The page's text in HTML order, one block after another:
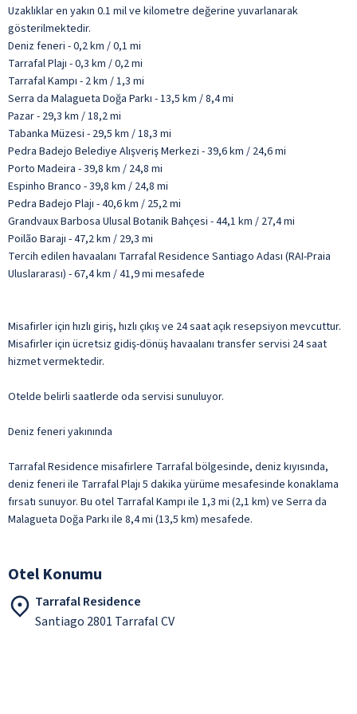
Uzaklıklar en yakın 0.1 mil ve kilometre değerine yuvarlanarak
gösterilmektedir.
Deniz feneri - 0,2 km / 0,1 mi
Tarrafal Plajı - 0,3 km / 0,2 mi
Tarrafal Kampı - 2 km / 1,3 mi
Serra da Malagueta Doğa Parkı - 13,5 km / 8,4 mi
Pazar - 29,3 km / 18,2 mi
Tabanka Müzesi - 29,5 km / 18,3 mi
Pedra Badejo Belediye Alışveriş Merkezi - 39,6 km / 24,6 mi
Porto Madeira - 39,8 km / 24,8 mi
Espinho Branco - 39,8 km / 24,8 mi
Pedra Badejo Plajı - 40,6 km / 25,2 mi
Grandvaux Barbosa Ulusal Botanik Bahçesi - 44,1 km / 27,4 mi
Poilão Barajı - 47,2 km / 29,3 mi
Tercih edilen havaalanı Tarrafal Residence Santiago Adası (RAI-Praia
Uluslararası) - 67,4 km / 41,9 mi mesafede
Misafirler için hızlı giriş, hızlı çıkış ve 24 saat açık resepsiyon mevcuttur.
Misafirler için ücretsiz gidiş-dönüş havaalanı transfer servisi 24 saat
hizmet vermektedir.
Otelde belirli saatlerde oda servisi sunuluyor.
Deniz feneri yakınında
Tarrafal Residence misafirlere Tarrafal bölgesinde, deniz kıyısında,
deniz feneri ile Tarrafal Plajı 5 dakika yürüme mesafesinde konaklama
fırsatı sunuyor. Bu otel Tarrafal Kampı ile 1,3 mi (2,1 km) ve Serra da
Malagueta Doğa Parkı ile 8,4 mi (13,5 km) mesafede.
Otel Konumu
Tarrafal Residence
Santiago 2801 Tarrafal CV